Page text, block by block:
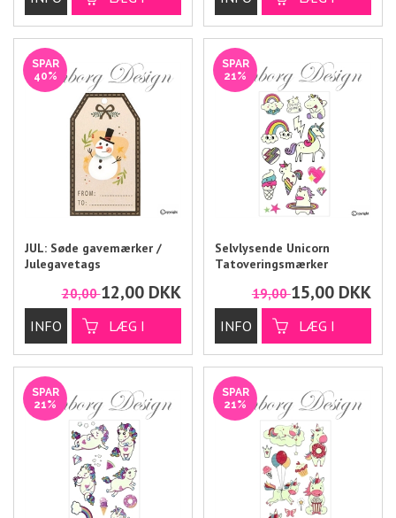
SPAR
40%
JUL: Søde gavemærker /
Julegavetags
20,0012,00 DKK
SPAR
21%
Selvlysende Unicorn
Tatoveringsmærker
19,0015,00 DKK
SPAR
21%
SPAR
21%